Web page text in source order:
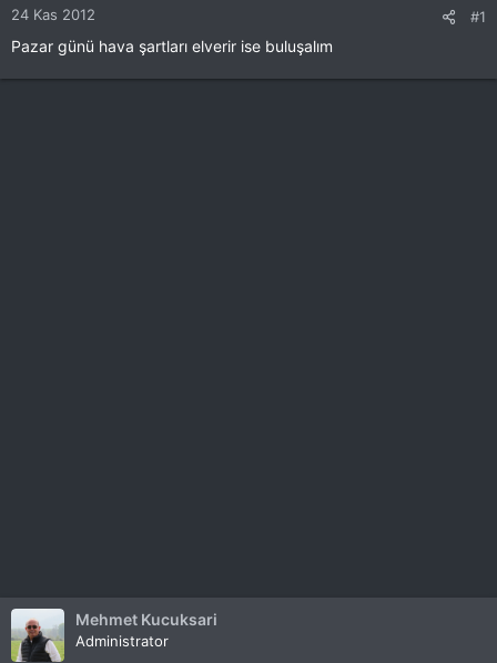
24 Kas 2012 #1
Pazar günü hava şartları elverir ise buluşalım
Mehmet Kucuksari
Administrator